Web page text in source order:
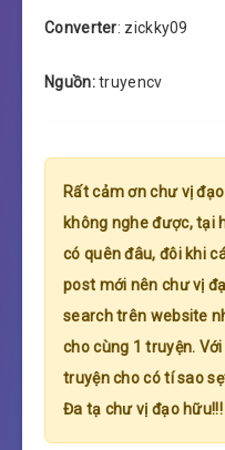
Converter: zickky09
Nguồn:truyencv
Rất cảm ơn chư vị
không nghe được, tại
có quên đâu, đôi khi
post mới nên chư vị
search trên website
cho cùng 1 truyện.
truyện cho có tí sao
Đa tạ chư vị đạo hữu!!!